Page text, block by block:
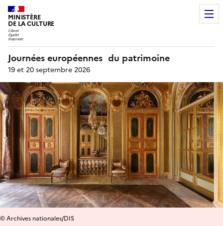
MINISTÈRE
DE LA CULTURE
Journées européennes du patrimoine
19 et 20 septembre 2026
© Archives nationales/DIS